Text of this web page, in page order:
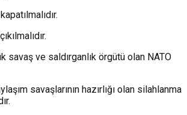
savaş ve saldırganlık örgütü olan NATO
savaşlarının hazırlığı olan silahlanma